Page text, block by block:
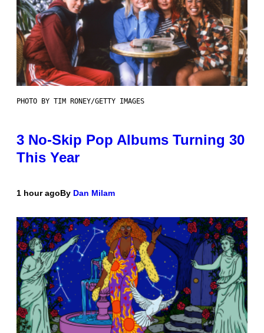
PHOTO BY TIM RONEY/GETTY IMAGES
3 No-Skip Pop Albums Turning 30
This Year
1 hour agoBy Dan Milam